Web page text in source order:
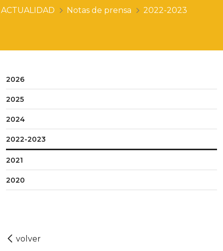
ACTUALIDAD Notas de prensa 2022-2023
2026
2025
2024
2022-2023
2021
2020